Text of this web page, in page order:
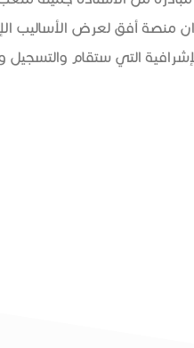
منصة أفق لعرض الأساليب
التي ستقام والتسجيل